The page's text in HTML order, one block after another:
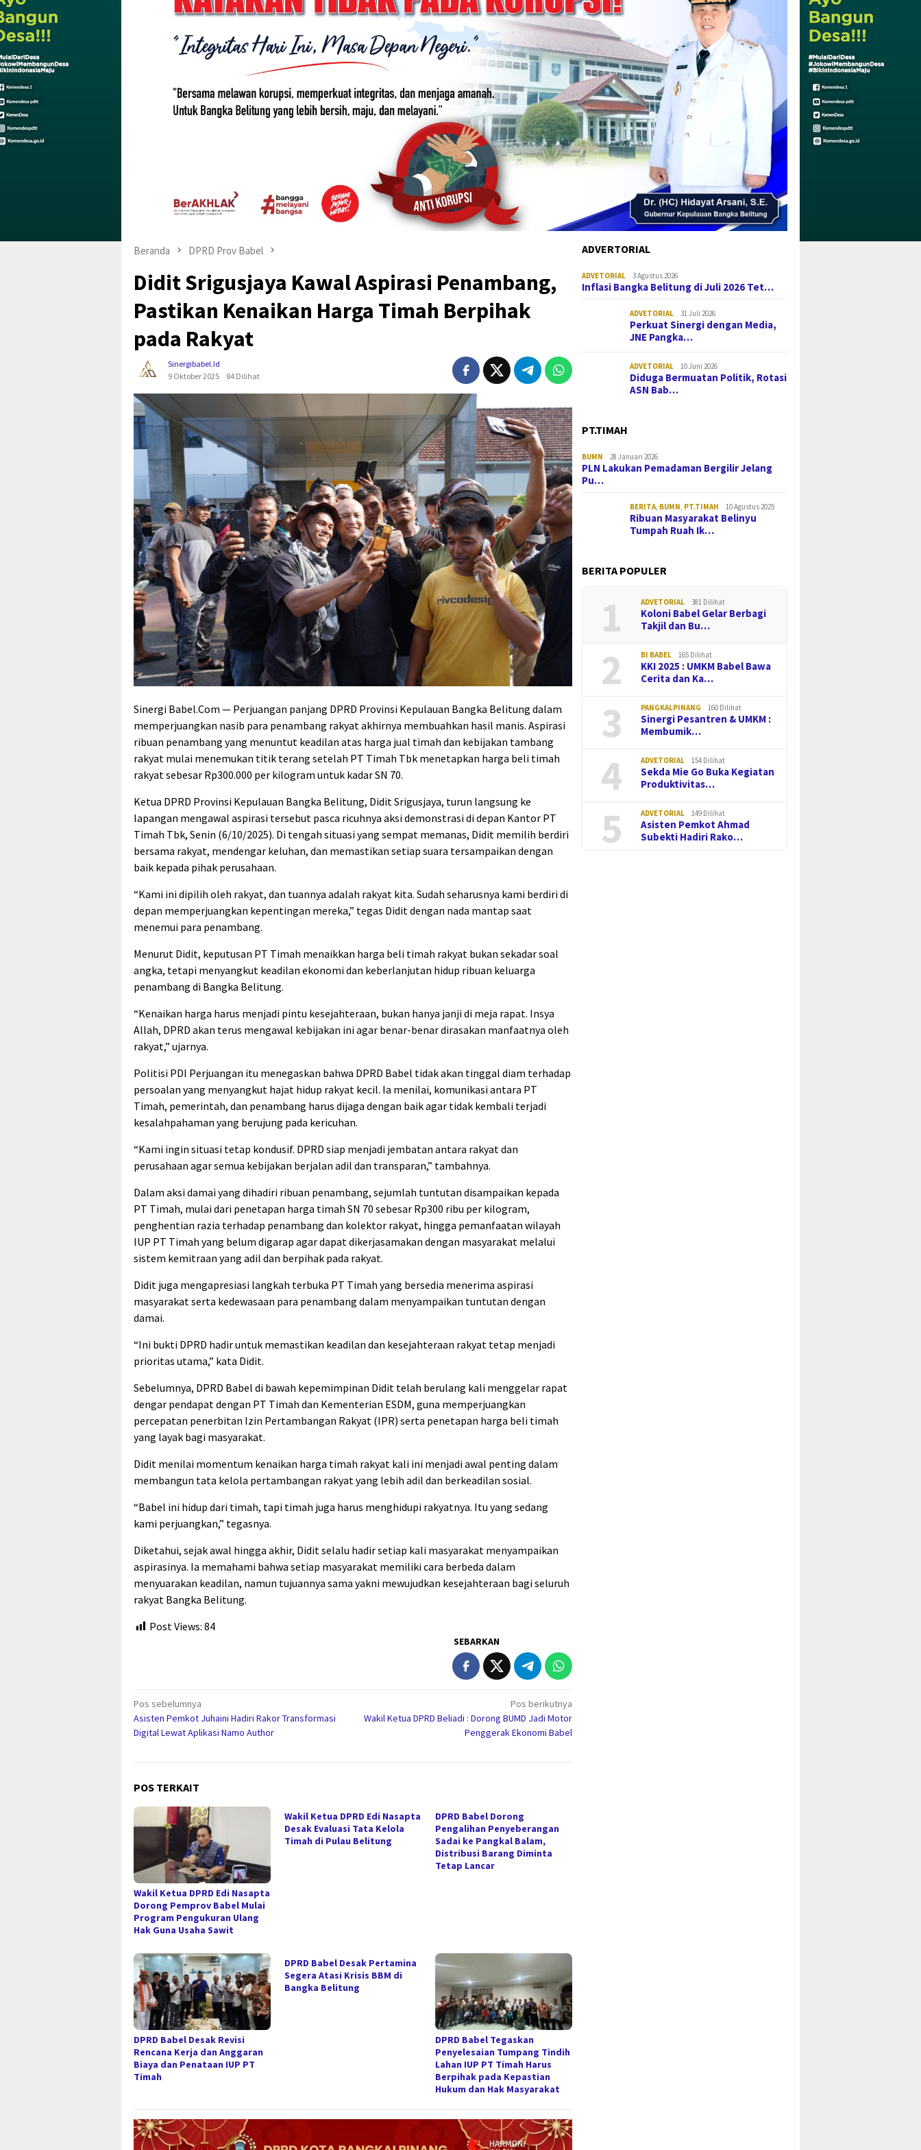
Beranda DPRD Prov Babel
Didit Srigusjaya Kawal Aspirasi Penambang,
Pastikan Kenaikan Harga Timah Berpihak
pada Rakyat
Sinergibabel.id
9 Oktober 2025
84 Dilihat
Sinergi Babel.Com — Perjuangan panjang DPRD Provinsi Kepulauan Bangka Belitung dalam
memperjuangkan nasib para penambang rakyat akhirnya membuahkan hasil manis. Aspirasi
ribuan penambang yang menuntut keadilan atas harga jual timah dan kebijakan tambang
rakyat mulai menemukan titik terang setelah PT Timah Tbk menetapkan harga beli timah
rakyat sebesar Rp300.000 per kilogram untuk kadar SN 70.
Ketua DPRD Provinsi Kepulauan Bangka Belitung, Didit Srigusjaya, turun langsung ke
lapangan mengawal aspirasi tersebut pasca ricuhnya aksi demonstrasi di depan Kantor PT
Timah Tbk, Senin (6/10/2025). Di tengah situasi yang sempat memanas, Didit memilih berdiri
bersama rakyat, mendengar keluhan, dan memastikan setiap suara tersampaikan dengan
baik kepada pihak perusahaan.
“Kami ini dipilih oleh rakyat, dan tuannya adalah rakyat kita. Sudah seharusnya kami berdiri di
depan memperjuangkan kepentingan mereka,” tegas Didit dengan nada mantap saat
menemui para penambang.
Menurut Didit, keputusan PT Timah menaikkan harga beli timah rakyat bukan sekadar soal
angka, tetapi menyangkut keadilan ekonomi dan keberlanjutan hidup ribuan keluarga
penambang di Bangka Belitung.
“Kenaikan harga harus menjadi pintu kesejahteraan, bukan hanya janji di meja rapat. Insya
Allah, DPRD akan terus mengawal kebijakan ini agar benar-benar dirasakan manfaatnya oleh
rakyat,” ujarnya.
Politisi PDI Perjuangan itu menegaskan bahwa DPRD Babel tidak akan tinggal diam terhadap
persoalan yang menyangkut hajat hidup rakyat kecil. Ia menilai, komunikasi antara PT
Timah, pemerintah, dan penambang harus dijaga dengan baik agar tidak kembali terjadi
kesalahpahaman yang berujung pada kericuhan.
“Kami ingin situasi tetap kondusif. DPRD siap menjadi jembatan antara rakyat dan
perusahaan agar semua kebijakan berjalan adil dan transparan,” tambahnya.
Dalam aksi damai yang dihadiri ribuan penambang, sejumlah tuntutan disampaikan kepada
PT Timah, mulai dari penetapan harga timah SN 70 sebesar Rp300 ribu per kilogram,
penghentian razia terhadap penambang dan kolektor rakyat, hingga pemanfaatan wilayah
IUP PT Timah yang belum digarap agar dapat dikerjasamakan dengan masyarakat melalui
sistem kemitraan yang adil dan berpihak pada rakyat.
Didit juga mengapresiasi langkah terbuka PT Timah yang bersedia menerima aspirasi
masyarakat serta kedewasaan para penambang dalam menyampaikan tuntutan dengan
damai.
“Ini bukti DPRD hadir untuk memastikan keadilan dan kesejahteraan rakyat tetap menjadi
prioritas utama,” kata Didit.
Sebelumnya, DPRD Babel di bawah kepemimpinan Didit telah berulang kali menggelar rapat
dengar pendapat dengan PT Timah dan Kementerian ESDM, guna memperjuangkan
percepatan penerbitan Izin Pertambangan Rakyat (IPR) serta penetapan harga beli timah
yang layak bagi masyarakat.
Didit menilai momentum kenaikan harga timah rakyat kali ini menjadi awal penting dalam
membangun tata kelola pertambangan rakyat yang lebih adil dan berkeadilan sosial.
“Babel ini hidup dari timah, tapi timah juga harus menghidupi rakyatnya. Itu yang sedang
kami perjuangkan,” tegasnya.
Diketahui, sejak awal hingga akhir, Didit selalu hadir setiap kali masyarakat menyampaikan
aspirasinya. Ia memahami bahwa setiap masyarakat memiliki cara berbeda dalam
menyuarakan keadilan, namun tujuannya sama yakni mewujudkan kesejahteraan bagi seluruh
rakyat Bangka Belitung.
Post Views: 84
SEBARKAN
Navigasi
pos
Pos sebelumnya
Asisten Pemkot Juhaini Hadiri Rakor Transformasi
Digital Lewat Aplikasi Namo Author
Pos berikutnya
Wakil Ketua DPRD Beliadi : Dorong BUMD Jadi Motor
Penggerak Ekonomi Babel
POS TERKAIT
Wakil Ketua DPRD Edi Nasapta
Dorong Pemprov Babel Mulai
Program Pengukuran Ulang
Hak Guna Usaha Sawit
Wakil Ketua DPRD Edi Nasapta
Desak Evaluasi Tata Kelola
Timah di Pulau Belitung
DPRD Babel Dorong
Pengalihan Penyeberangan
Sadai ke Pangkal Balam,
Distribusi Barang Diminta
Tetap Lancar
DPRD Babel Desak Revisi
Rencana Kerja dan Anggaran
Biaya dan Penataan IUP PT
Timah
DPRD Babel Desak Pertamina
Segera Atasi Krisis BBM di
Bangka Belitung
DPRD Babel Tegaskan
Penyelesaian Tumpang Tindih
Lahan IUP PT Timah Harus
Berpihak pada Kepastian
Hukum dan Hak Masyarakat
ADVERTORIAL
ADVETORIAL 3 Agustus 2026
Inflasi Bangka Belitung di Juli 2026 Tet…
ADVETORIAL 31 Juli 2026
Perkuat Sinergi dengan Media,
JNE Pangka…
ADVETORIAL 10 Juni 2026
Diduga Bermuatan Politik, Rotasi
ASN Bab…
PT.TIMAH
BUMN 28 Januari 2026
PLN Lakukan Pemadaman Bergilir Jelang
Pu…
BERITA, BUMN, PT.TIMAH 10 Agustus 2025
Ribuan Masyarakat Belinyu
Tumpah Ruah Ik…
BERITA POPULER
1 ADVETORIAL 381 Dilihat
Koloni Babel Gelar Berbagi
Takjil dan Bu…
2 BI BABEL 165 Dilihat
KKI 2025 : UMKM Babel Bawa
Cerita dan Ka…
3 PANGKALPINANG 160 Dilihat
Sinergi Pesantren & UMKM :
Membumik…
4 ADVETORIAL 154 Dilihat
Sekda Mie Go Buka Kegiatan
Produktivitas…
5 ADVETORIAL 149 Dilihat
Asisten Pemkot Ahmad
Subekti Hadiri Rako…